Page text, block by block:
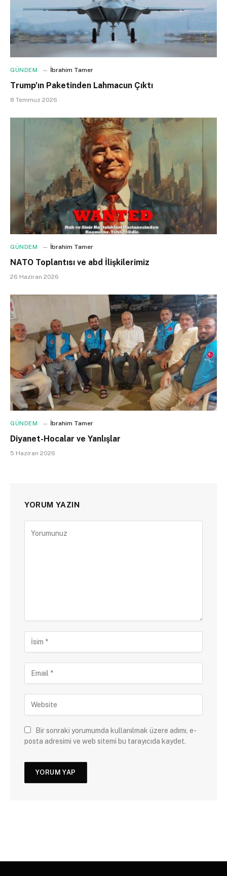
GÜNDEM İbrahim Tamer
Trump’ın Paketinden Lahmacun Çıktı
8 Temmuz 2026
GÜNDEM İbrahim Tamer
NATO Toplantısı ve abd İlişkilerimiz
26 Haziran 2026
GÜNDEM İbrahim Tamer
Diyanet-Hocalar ve Yanlışlar
5 Haziran 2026
YORUM YAZIN
Bir sonraki yorumumda kullanılmak üzere adımı, e-
posta adresimi ve web sitemi bu tarayıcıda kaydet.